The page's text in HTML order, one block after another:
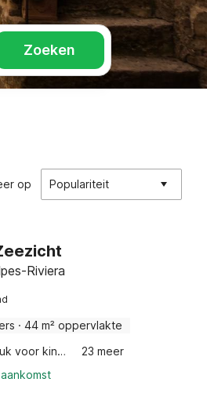
Zoeken
op Populariteit
Riviera
· 44 m² oppervlakte
Leuk voor kinderen
23 meer